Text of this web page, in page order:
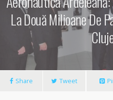
La Două Milioane De
Share Tweet